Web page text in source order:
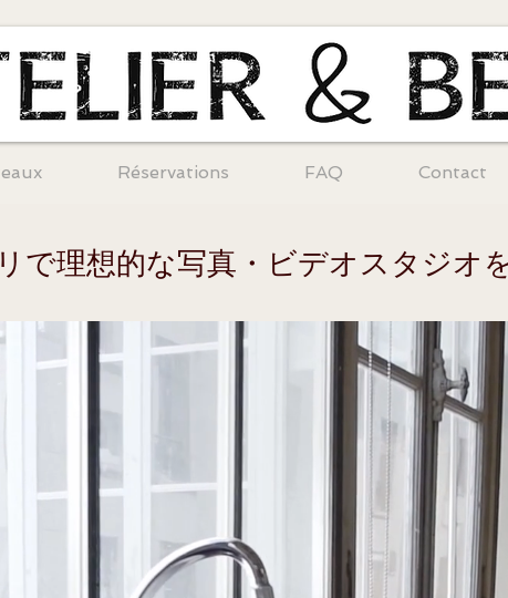
Réservations FAQ Contact
で理想的な写真・ビデオスタジオ